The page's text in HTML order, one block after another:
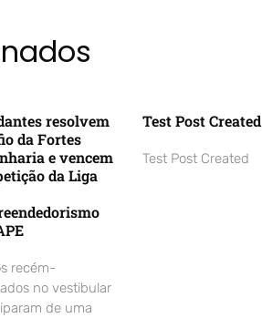
resolvem
da Fortes
e vencem
da Liga
recém-
no vestibular
de uma
Test Post Created
Test Post Created